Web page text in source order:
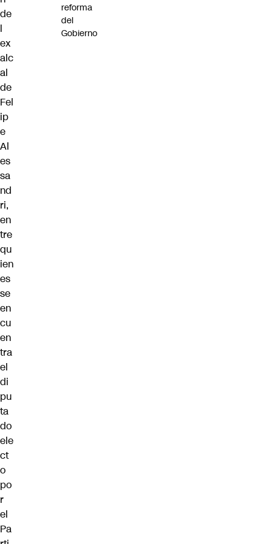
de
l
ex
alc
al
de
Fel
ip
e
Al
es
sa
nd
ri,
en
tre
qu
ien
es
se
en
cu
en
tra
el
di
pu
ta
do
ele
ct
o
po
r
el
Pa
reforma
del
Gobierno